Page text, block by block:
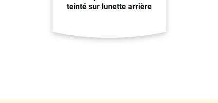
teinté sur lunette arrière